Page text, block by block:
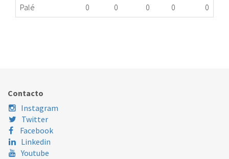
Palé
0 0 0 0 0
JUNKERS/BOSCH
JUNKERS/BOSCH
JUNKERS/BOSCH
Contacto
Instagram
Twitter
Facebook
Linkedin
Youtube